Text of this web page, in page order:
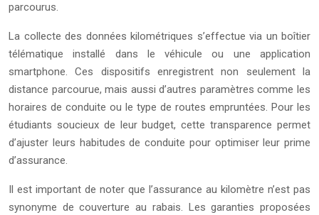
parcourus.
La collecte des données kilométriques s’effectue via un boîtier
télématique installé dans le véhicule ou une application
smartphone. Ces dispositifs enregistrent non seulement la
distance parcourue, mais aussi d’autres paramètres comme les
horaires de conduite ou le type de routes empruntées. Pour les
étudiants soucieux de leur budget, cette transparence permet
d’ajuster leurs habitudes de conduite pour optimiser leur prime
d’assurance.
Il est important de noter que l’assurance au kilomètre n’est pas
synonyme de couverture au rabais. Les garanties proposées